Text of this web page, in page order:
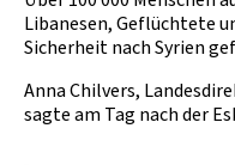
Libanesen, Geflüchtete
Sicherheit nach Syrien
Anna Chilvers,
sagte am Tag nach der